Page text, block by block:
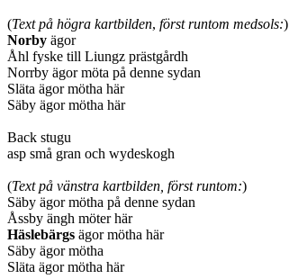
(Text på högra kartbilden, först runtom medsols:)
Norby ägor
Åhl fyske till Liungz prästgårdh
Norrby ägor möta på denne sydan
Släta ägor mötha här
Säby ägor mötha här
Back stugu
asp små gran och wydeskogh
(Text på vänstra kartbilden, först runtom:)
Säby ägor mötha på denne sydan
Åssby ängh möter här
Häslebärgs ägor mötha här
Säby ägor mötha
Släta ägor mötha här